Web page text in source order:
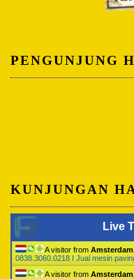
PENGUNJUNG
KUNJUNGAN
Live
A visitor from
0838.3060.0218 I Jual mesin
A visitor from